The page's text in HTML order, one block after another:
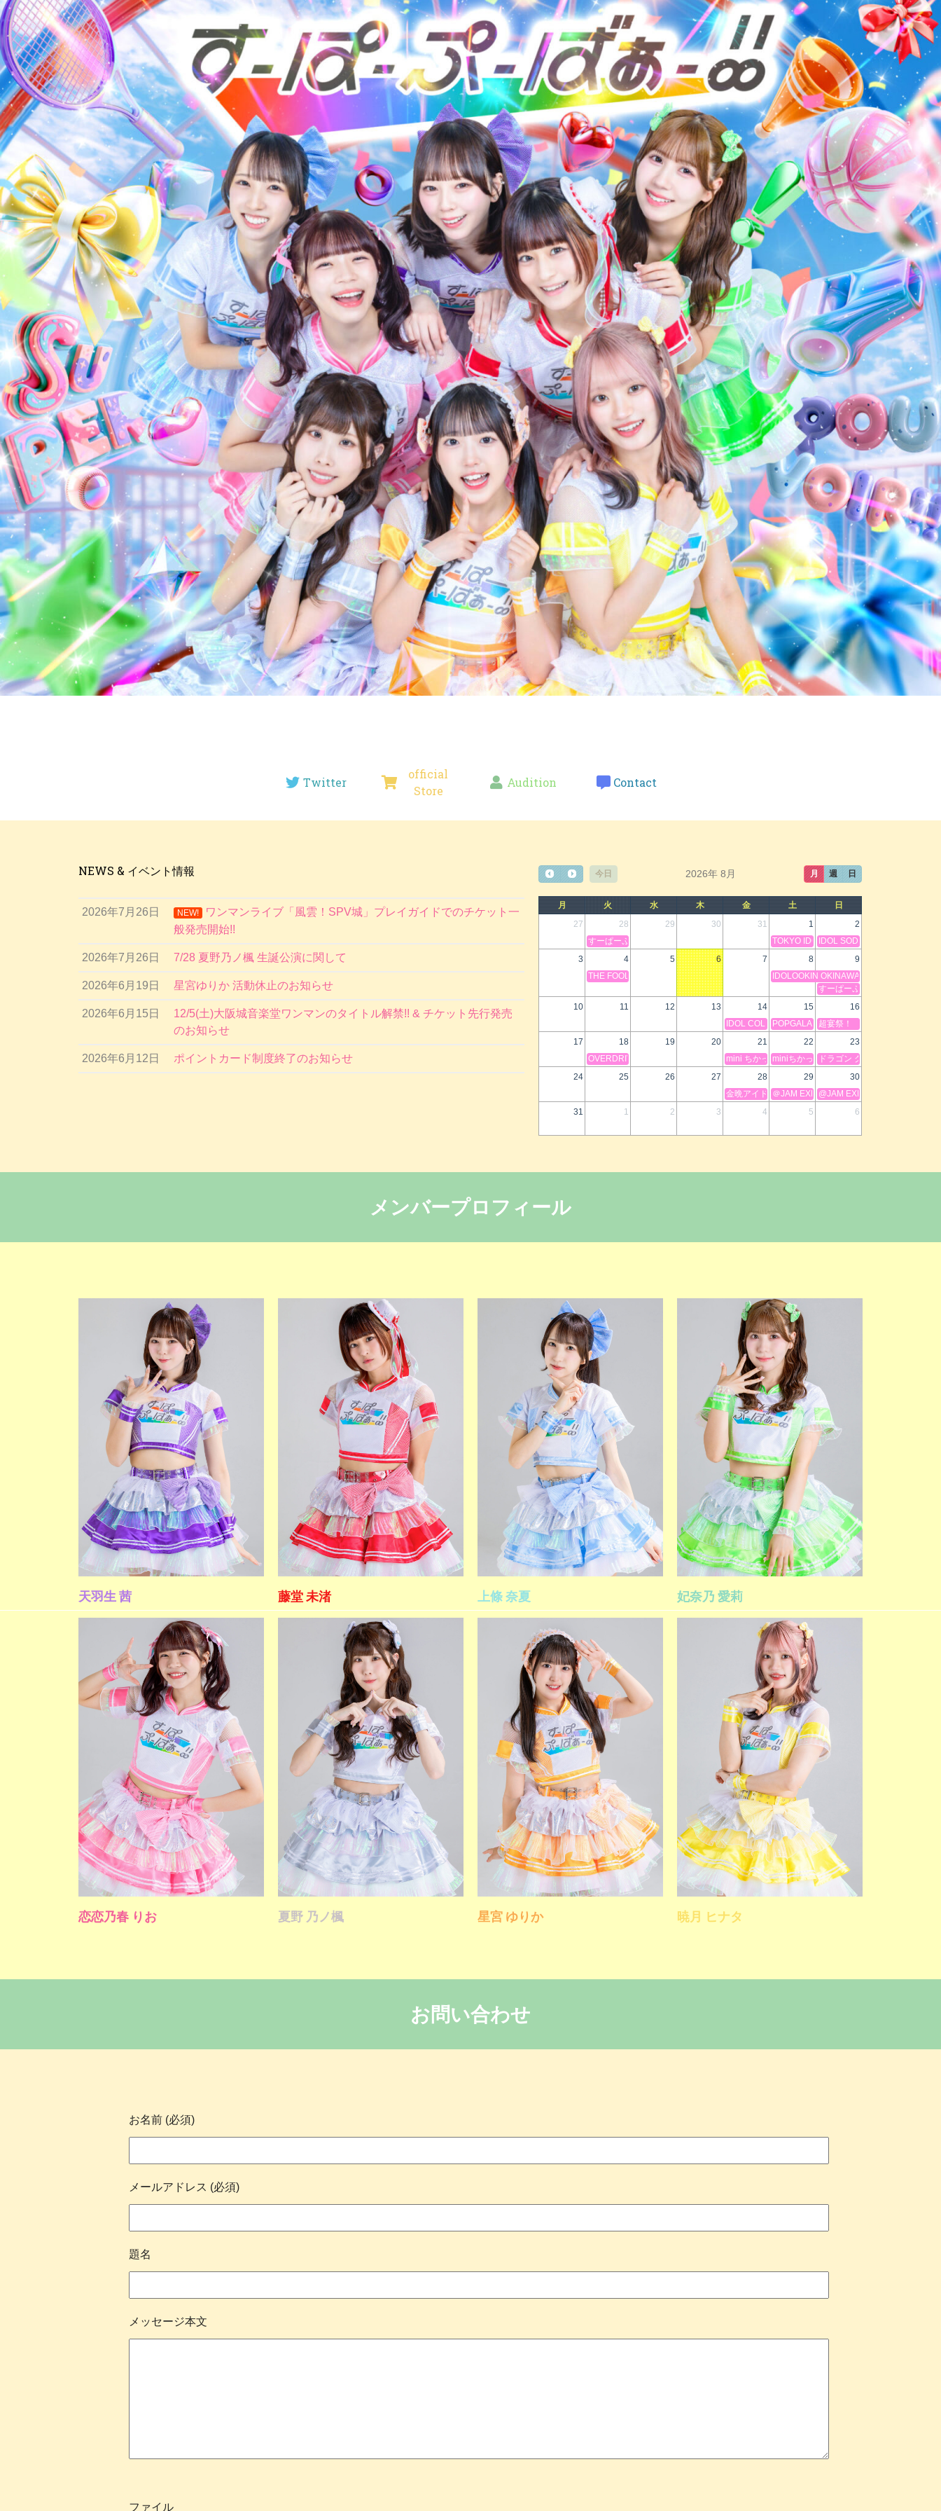
Twitter
official
Store
Audition Contact
NEWS & イベント情報
2026年7月26日 NEW!
ワンマンライブ「風雲！SPV城」プレイガイドでのチケット一
般発売開始!!
2026年7月26日 7/28 夏野乃ノ楓 生誕公演に関して
2026年6月19日 星宮ゆりか 活動休止のお知らせ
2026年6月15日
12/5(土)大阪城音楽堂ワンマンのタイトル解禁!! & チケット先行発売
のお知らせ
2026年6月12日 ポイントカード制度終了のお知らせ
今日 月 週 日
2026年 8月
月 火 水 木 金 土
日
27
28 29 30 31 1
2
すーぱーぷーばぁー!! 夏野乃ノ楓生誕祭 のか祭りTOKYO IDOL FESTIVAL 2026 supported by
IDOL SODA Stream!! in
3
4 5 6 7 8
9
THE FOOL
IDOLOOKIN OKINAWA 2DAYS SP
すーぱーぷーばぁー!!私服撮影会
10
11 12 13 14 15
16
IDOL COLLECTION FESTIVAL
POPGALAXY2026
超宴祭！
17
18 19 20 21 22
23
OVERDRIVE vol.1
mini ちかっぱ祭 ver.36.0 in OSAKA 前夜祭
miniちかっぱ祭ver.36.0inOSAKA
ドラゴン クイーンズ フェステ
24
25 26 27 28 29
30
金晩アイドルライブ＠JAM EXPO 2026 supported by UP-T
@JAM EXPO 2026 supported
31
1 2 3 4 5 6
メンバープロフィール
天羽生 茜 藤堂 未渚 上條 奈夏 妃奈乃 愛莉
恋恋乃春 りお 夏野 乃ノ楓 星宮 ゆりか 暁月 ヒナタ
お問い合わせ
お名前 (必須)
メールアドレス (必須)
題名
メッセージ本文
ファイル